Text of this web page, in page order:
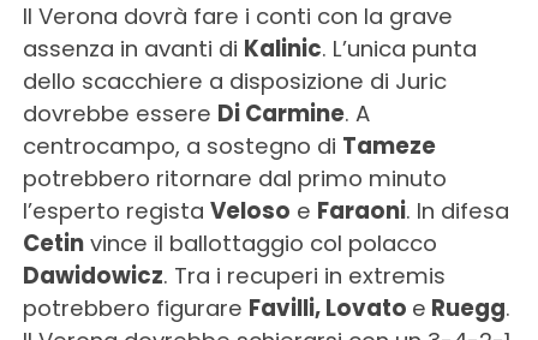
Il Verona dovrà fare i conti con la grave
assenza in avanti di Kalinic. L’unica punta
dello scacchiere a disposizione di Juric
dovrebbe essere Di Carmine. A
centrocampo, a sostegno di Tameze
potrebbero ritornare dal primo minuto
l’esperto regista Veloso e Faraoni. In difesa
Cetinvince il ballottaggio col polacco
Dawidowicz. Tra i recuperi in extremis
potrebbero figurare Favilli, Lovato e Ruegg.